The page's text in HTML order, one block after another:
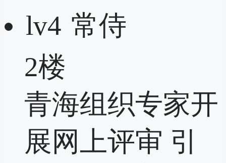
lv4 常侍
2楼
青海组织专家开
展网上评审 引